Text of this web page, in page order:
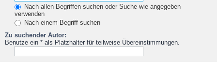
Nach allen Begriffen suchen oder Suche wie angegeben
verwenden
Nach einem Begriff suchen
Zu suchender Autor:
Benutze ein * als Platzhalter für teilweise Übereinstimmungen.